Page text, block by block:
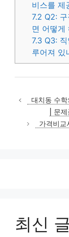
비스를 제
7.2 Q2:
면 어떻게
7.3 Q3:
루어져 있
대치동 수
| 문
가격비교
최신